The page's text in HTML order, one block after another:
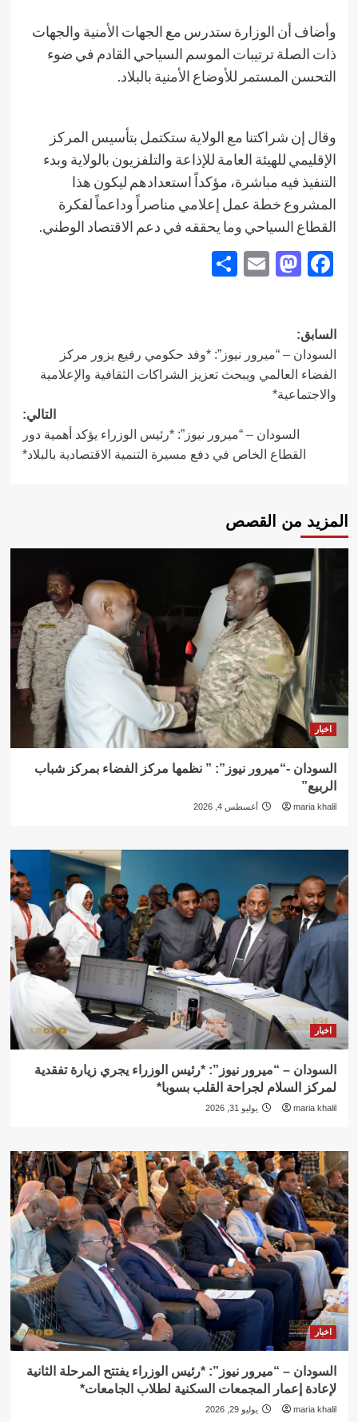
​وأضاف أن الوزارة ستدرس مع الجهات الأمنية والجهات
ذات الصلة ترتيبات الموسم السياحي القادم في ضوء
التحسن المستمر للأوضاع الأمنية بالبلاد.
​وقال إن شراكتنا مع الولاية ستكتمل بتأسيس المركز
الإقليمي للهيئة العامة للإذاعة والتلفزيون بالولاية وبدء
التنفيذ فيه مباشرة، مؤكداً استعدادهم ليكون هذا
المشروع خطة عمل إعلامي مناصراً وداعماً لفكرة
القطاع السياحي وما يحققه في دعم الاقتصاد الوطني.
Facebook
Mastodon
Email
تصفّح
المقالات
السابق:
السودان – “ميرور نيوز”: *وفد حكومي رفيع يزور مركز
الفضاء العالمي ويبحث تعزيز الشراكات الثقافية والإعلامية
والاجتماعية*
التالي:
السودان – “ميرور نيوز”: *رئيس الوزراء يؤكد أهمية دور
القطاع الخاص في دفع مسيرة التنمية الاقتصادية بالبلاد*
المزيد من القصص
اخبار
السودان -“ميرور نيوز”: ” نظمها مركز الفضاء بمركز شباب
الربيع”
maria khalil أغسطس 4, 2026
اخبار
السودان – “ميرور نيوز”: *رئيس الوزراء يجري زيارة تفقدية
لمركز السلام لجراحة القلب بسوبا*
maria khalil يوليو 31, 2026
اخبار
السودان – “ميرور نيوز”: *رئيس الوزراء يفتتح المرحلة الثانية
لإعادة إعمار المجمعات السكنية لطلاب الجامعات*
maria khalil يوليو 29, 2026